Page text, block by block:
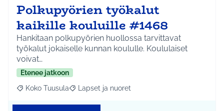
Polkupyörien työkalut
kaikille kouluille #1468
Hankitaan polkupyörien huollossa tarvittavat
työkalut jokaiselle kunnan koululle. Koululaiset
voivat…
Etenee jatkoon
Rajaa tulokset aihepiirin mukaan: Koko Tuusula
Koko Tuusula Rajaa tulokset teeman mukaan: Lapset ja
Lapset ja nuoret